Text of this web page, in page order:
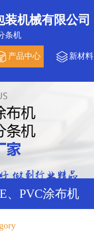
装机械有限公司
条机
产品中心 新材料
、PVC涂布机